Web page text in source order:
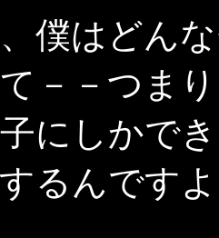
、僕はどん
－－つま
にしかで
るんです